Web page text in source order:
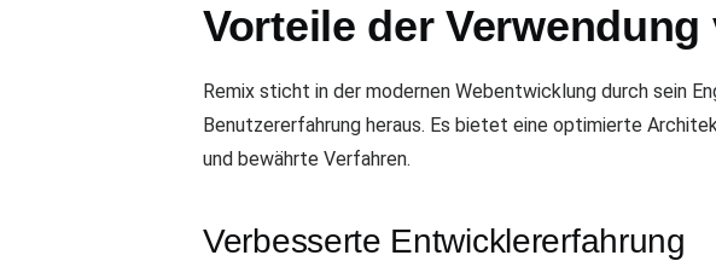
Vorteile der Verwendung
Remix sticht in der modernen Webentwicklung durch sein
Benutzererfahrung heraus. Es bietet eine optimierte
und bewährte Verfahren.
Verbesserte Entwicklererfahrung